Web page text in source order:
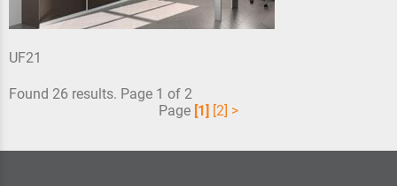
UF21
Found 26 results. Page 1 of 2
Page [1] [2] >